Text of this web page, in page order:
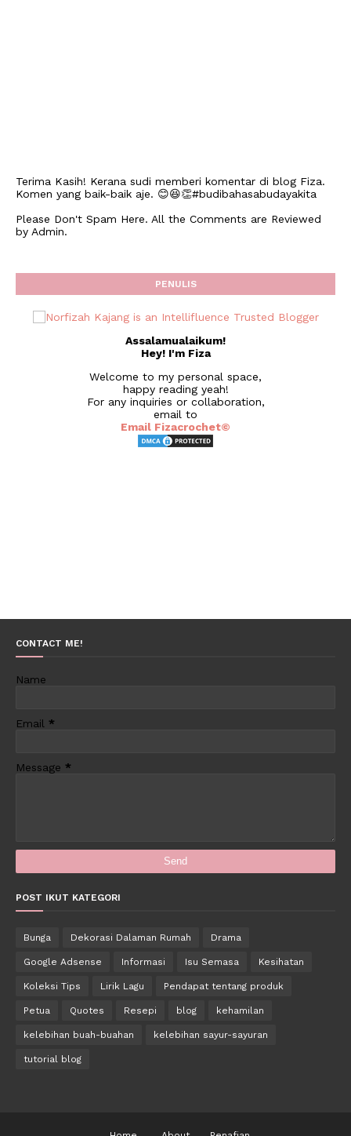
Terima Kasih! Kerana sudi memberi komentar di blog Fiza.
Komen yang baik-baik aje. 😊😆👏#budibahasabudayakita
Please Don't Spam Here. All the Comments are Reviewed
by Admin.
PENULIS
Assalamualaikum!
Hey! I'm Fiza
Welcome to my personal space,
happy reading yeah!
For any inquiries or collaboration,
email to
Email Fizacrochet©
CONTACT ME!
Name
Email *
Message *
POST IKUT KATEGORI
Bunga Dekorasi Dalaman Rumah Drama
Google Adsense Informasi Isu Semasa Kesihatan
Koleksi Tips Lirik Lagu Pendapat tentang produk
Petua Quotes Resepi blog kehamilan
kelebihan buah-buahan kelebihan sayur-sayuran
tutorial blog